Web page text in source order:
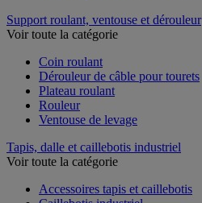
Support roulant, ventouse et dérouleur
Voir toute la catégorie
Coin roulant
Dérouleur de câble pour tourets
Plateau roulant
Rouleur
Ventouse de levage
Tapis, dalle et caillebotis industriel
Voir toute la catégorie
Accessoires tapis et caillebotis